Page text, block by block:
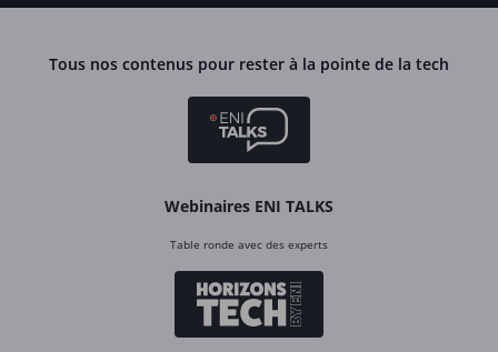
Tous nos contenus pour rester à la pointe de la tech
Webinaires ENI TALKS
Table ronde avec des experts